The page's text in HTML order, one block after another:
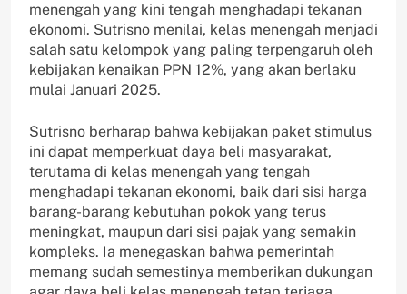
menengah yang kini tengah menghadapi tekanan
ekonomi. Sutrisno menilai, kelas menengah menjadi
salah satu kelompok yang paling terpengaruh oleh
kebijakan kenaikan PPN 12%, yang akan berlaku
mulai Januari 2025.
Sutrisno berharap bahwa kebijakan paket stimulus
ini dapat memperkuat daya beli masyarakat,
terutama di kelas menengah yang tengah
menghadapi tekanan ekonomi, baik dari sisi harga
barang-barang kebutuhan pokok yang terus
meningkat, maupun dari sisi pajak yang semakin
kompleks. Ia menegaskan bahwa pemerintah
memang sudah semestinya memberikan dukungan